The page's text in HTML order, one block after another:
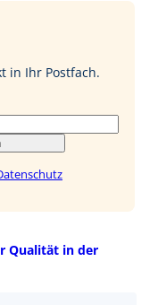
in Ihr Postfach.
Qualität in der